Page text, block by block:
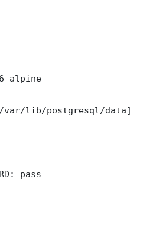
alpine
lib/postgresql/data]
pass